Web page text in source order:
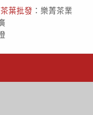
茶葉批發 ：樂菁茶業